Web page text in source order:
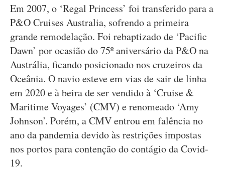
Em 2007, o ‘Regal Princess’ foi transferido para a
P&O Cruises Australia, sofrendo a primeira
grande remodelação. Foi rebaptizado de ‘Pacific
Dawn’ por ocasião do 75º aniversário da P&O na
Austrália, ficando posicionado nos cruzeiros da
Oceânia. O navio esteve em vias de sair de linha
em 2020 e à beira de ser vendido à ‘Cruise &
Maritime Voyages’ (CMV) e renomeado ‘Amy
Johnson’. Porém, a CMV entrou em falência no
ano da pandemia devido às restrições impostas
nos portos para contenção do contágio da Covid-
19.